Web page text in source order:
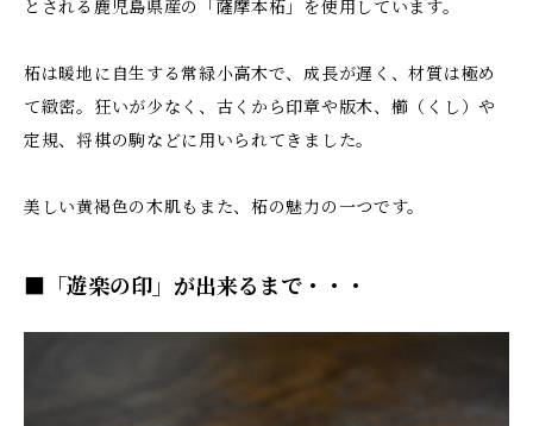
とされる鹿児島県産の「薩摩本柘」を使用しています。
柘は暖地に自生する常緑小高木で、成長が遅く、材質は極め
て緻密。狂いが少なく、古くから印章や版木、櫛（くし）や
定規、将棋の駒などに用いられてきました。
美しい黄褐色の木肌もまた、柘の魅力の一つです。
■「遊楽の印」が出来るまで・・・